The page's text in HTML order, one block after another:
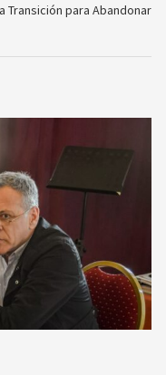
Transición para Abandonar